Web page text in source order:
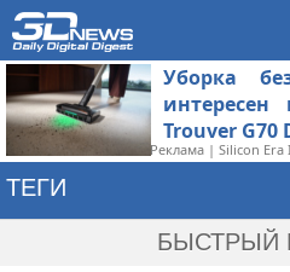
Уборка
интересен
Trouver G70
Реклама | Silicon Era
ТЕГИ
БЫСТРЫЙ